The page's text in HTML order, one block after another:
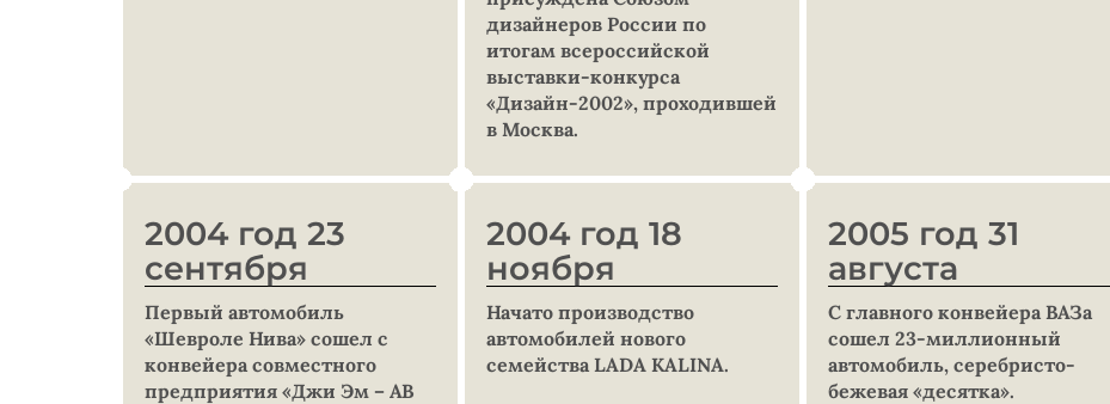
дизайнеров России по
итогам всероссийской
выставки-конкурса
«Дизайн-2002», проходившей
в Москва.
2004 год 23
сентября
Первый автомобиль
«Шевроле Нива» сошел с
конвейера совместного
предприятия «Джи Эм – АВ
2004 год 18
ноября
Начато производство
автомобилей нового
семейства LADA KALINA.
2005 год 31
августа
С главного конвейера ВАЗа
сошел 23-миллионный
автомобиль, серебристо-
бежевая «десятка».